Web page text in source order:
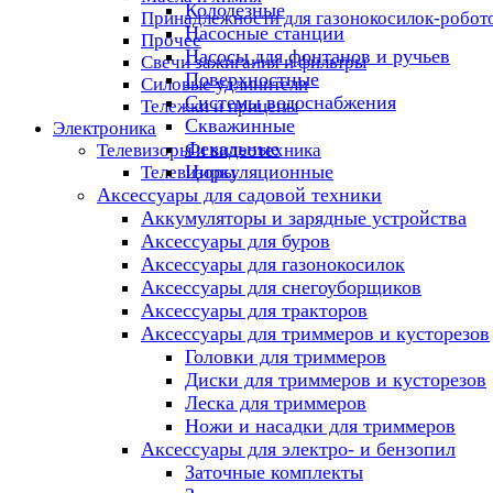
Принадлежности для газонокосилок-
Прочее
Свечи зажигания и фильтры
Силовые удлинители
Тележки и прицепы
Электроника
Телевизоры и видеотехника
Телевизоры
Колодезные
Насосные станции
Насосы для фонтанов и ручьев
Поверхностные
Системы водоснабжения
Скважинные
Фекальные
Циркуляционные
Аксессуары для садовой техники
Аккумуляторы и зарядные устройства
Аксессуары для буров
Аксессуары для газонокосилок
Аксессуары для снегоуборщиков
Аксессуары для тракторов
Аксессуары для триммеров и кусторезов
Головки для триммеров
Диски для триммеров и кусторезов
Леска для триммеров
Ножи и насадки для триммеров
Аксессуары для электро- и бензопил
Заточные комплекты